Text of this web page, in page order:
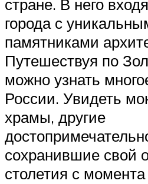
стране. В него
города с
памятниками
Путешествуя по
можно узнать
России. Увидеть
храмы, другие
сохранившие свой
столетия с